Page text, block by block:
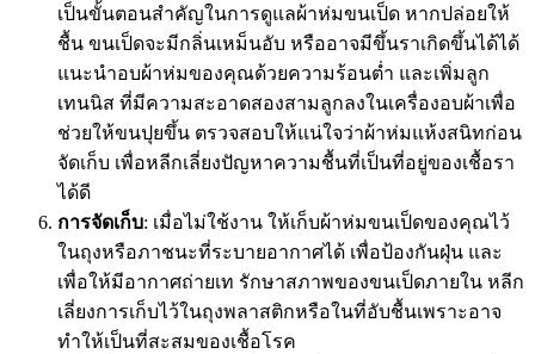
เป็นขั้นตอนสำคัญในการดูแลผ้าห่มขนเป็ด หากปล่อยให้
ชื้น ขนเป็ดจะมีกลิ่นเหม็นอับ หรืออาจมีขึ้นราเกิดขึ้นได้ได้
แนะนำอบผ้าห่มของคุณด้วยความร้อนต่ำ และเพิ่มลูก
เทนนิส ที่มีความสะอาดสองสามลูกลงในเครื่องอบผ้าเพื่อ
ช่วยให้ขนปุยขึ้น ตรวจสอบให้แน่ใจว่าผ้าห่มแห้งสนิทก่อน
จัดเก็บ เพื่อหลีกเลี่ยงปัญหาความชื้นที่เป็นที่อยู่ของเชื้อรา
ได้ดี
การจัดเก็บ: เมื่อไม่ใช้งาน ให้เก็บผ้าห่มขนเป็ดของคุณไว้
ในถุงหรือภาชนะที่ระบายอากาศได้ เพื่อป้องกันฝุ่น และ
เพื่อให้มีอากาศถ่ายเท รักษาสภาพของขนเป็ดภายใน หลีก
เลี่ยงการเก็บไว้ในถุงพลาสติกหรือในที่อับชื้นเพราะอาจ
ทำให้เป็นที่สะสมของเชื้อโรค